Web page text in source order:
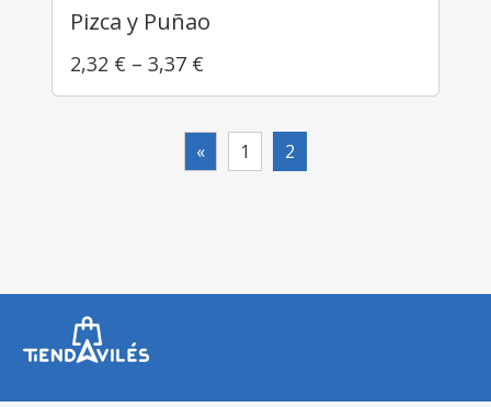
Pizca y Puñao
2,32 € –3,37 €
« 1 2